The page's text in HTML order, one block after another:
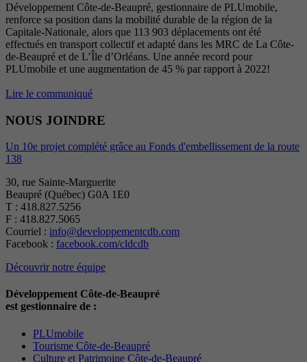
Développement Côte-de-Beaupré, gestionnaire de PLUmobile,
renforce sa position dans la mobilité durable de la région de la
Capitale-Nationale, alors que 113 903 déplacements ont été
effectués en transport collectif et adapté dans les MRC de La Côte-
de-Beaupré et de L’Île d’Orléans. Une année record pour
PLUmobile et une augmentation de 45 % par rapport à 2022!
Lire le communiqué
NOUS JOINDRE
Un 10e projet complété grâce au Fonds d'embellissement de la route
138
30, rue Sainte-Marguerite
Beaupré (Québec) G0A 1E0
T : 418.827.5256
F : 418.827.5065
Courriel : info@developpementcdb.com
Facebook : facebook.com/cldcdb
Découvrir notre équipe
Développement Côte-de-Beaupré
est gestionnaire de :
PLUmobile
Tourisme Côte-de-Beaupré
Culture et Patrimoine Côte-de-Beaupré